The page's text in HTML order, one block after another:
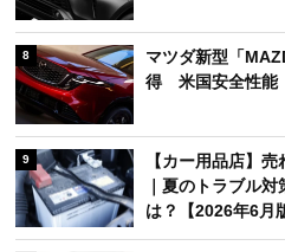
8
マツダ新型「
得 米国安全性能
9
【カー用品店】
｜夏のトラブル
は？【2026年6月